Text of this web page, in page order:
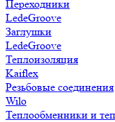
Переходники
LedeGroove
Заглушки
LedeGroove
Теплоизоляция
Kaiflex
Резьбовые соединения
Wilo
Теплообменники и